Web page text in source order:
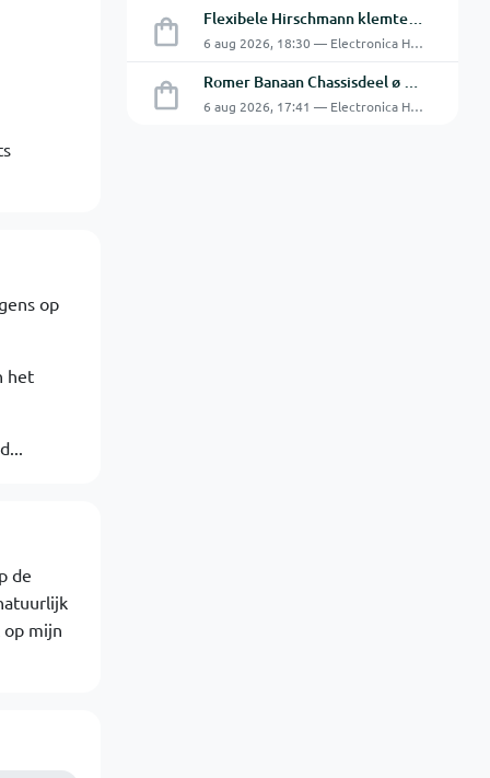
Flexibele Hirschmann klemtestpen met tweedelige klem.
6 aug 2026, 18:30 — Electronica Hobbyist
Romer Banaan Chassisdeel ø 4 mm 16Amp
6 aug 2026, 17:41 — Electronica Hobbyist
op
het
de
mijn